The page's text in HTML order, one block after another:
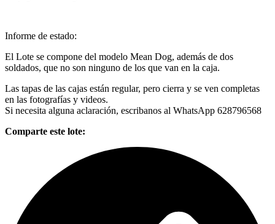
Informe de estado:
El Lote se compone del modelo Mean Dog, además de dos
soldados, que no son ninguno de los que van en la caja.
Las tapas de las cajas están regular, pero cierra y se ven completas
en las fotografías y videos.
Si necesita alguna aclaración, escribanos al WhatsApp 628796568
Comparte este lote: